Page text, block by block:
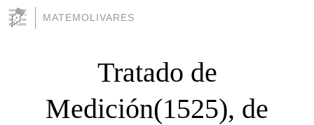
MATEMOLIVARES
Tratado de
Medición(1525), de